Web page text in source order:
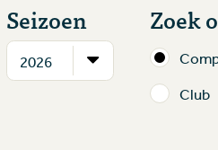
Seizoen Zoek
Club